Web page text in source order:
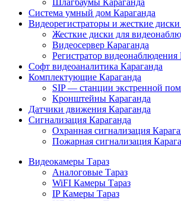
Шлагбаумы Караганда
Система умный дом Караганда
Видеорегистраторы и жесткие
Жесткие диски для
Видеосервер Караганда
Регистратор видеонаблюдения
Софт видеоаналитика Караганда
Комплектующие Караганда
SIP — станции экстренной
Кронштейны Караганда
Датчики движения Караганда
Сигнализация Караганда
Охранная сигнализация
Пожарная сигнализация
Видеокамеры Тараз
Аналоговые Тараз
WiFI Камеры Тараз
IP Камеры Тараз